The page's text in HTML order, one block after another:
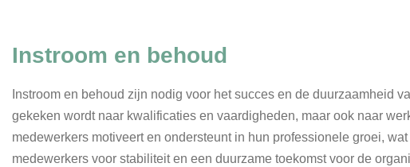
Instroom en behoud
Instroom en behoud zijn nodig voor het succes en de duurzaamheid
gekeken wordt naar kwalificaties en vaardigheden, maar ook naar
medewerkers motiveert en ondersteunt in hun professionele groei,
medewerkers voor stabiliteit en een duurzame toekomst voor de